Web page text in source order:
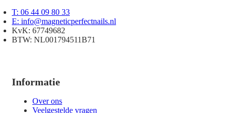
T: 06 44 09 80 33
E: info@magneticperfectnails.nl
KvK: 67749682
BTW: NL001794511B71
Informatie
Over ons
Veelgestelde vragen